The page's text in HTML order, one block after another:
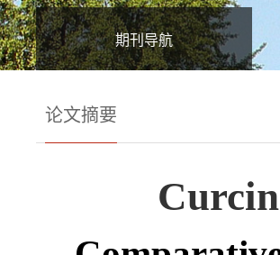
期刊导航
论文摘要